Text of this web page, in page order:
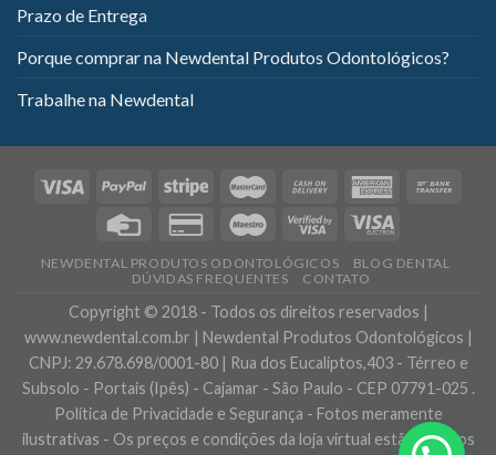
Prazo de Entrega
Porque comprar na Newdental Produtos Odontológicos?
Trabalhe na Newdental
NEWDENTAL PRODUTOS ODONTOLÓGICOS
BLOG DENTAL
DÚVIDAS FREQUENTES
CONTATO
Copyright © 2018 - Todos os direitos reservados |
www.newdental.com.br | Newdental Produtos Odontológicos |
CNPJ: 29.678.698/0001-80 | Rua dos Eucaliptos,403 - Térreo e
Subsolo - Portais (Ipês) - Cajamar - São Paulo - CEP 07791-025 .
Política de Privacidade e Segurança - Fotos meramente
ilustrativas - Os preços e condições da loja virtual estão sujeitos